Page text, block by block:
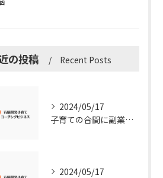
の投稿 Recent Posts
2024/05/17
子育ての合間に副業コーチングで収入アップ！右脳開発子育てコーチングビジネスの可能性とは？
2024/05/17